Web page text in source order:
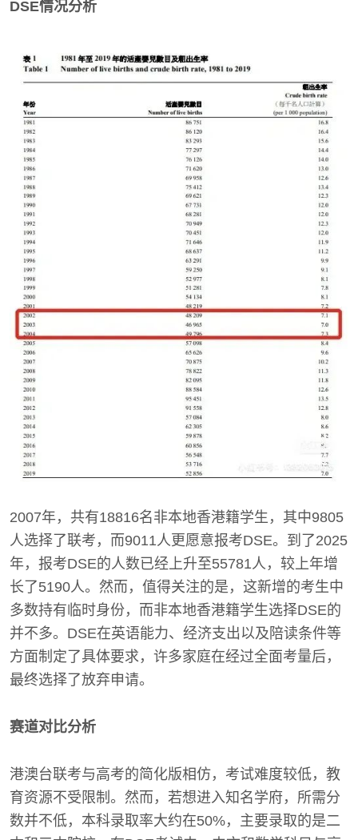
DSE情况分析
2007年，共有18816名非本地香港籍学生，其中9805
人选择了联考，而9011人更愿意报考DSE。到了2025
年，报考DSE的人数已经上升至55781人，较上年增
长了5190人。然而，值得关注的是，这新增的考生中
多数持有临时身份，而非本地香港籍学生选择DSE的
并不多。DSE在英语能力、经济支出以及陪读条件等
方面制定了具体要求，许多家庭在经过全面考量后，
最终选择了放弃申请。
赛道对比分析
港澳台联考与高考的简化版相仿，考试难度较低，教
育资源不受限制。然而，若想进入知名学府，所需分
数并不低，本科录取率大约在50%，主要录取的是二